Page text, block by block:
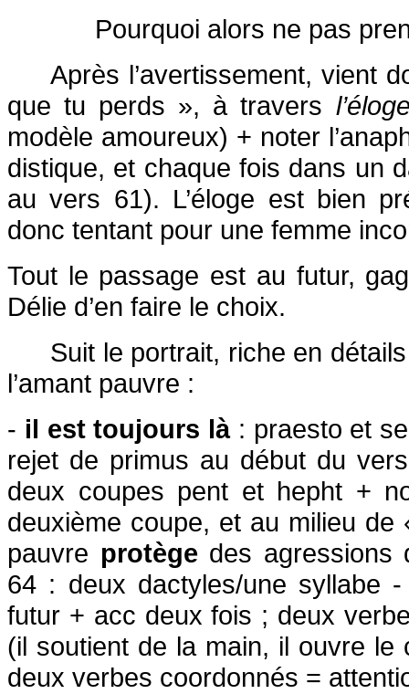
Pourquoi alors ne pas
Après l’avertissement, vient
que tu perds », à travers
modèle amoureux) + noter
distique, et chaque fois dans un
au vers 61). L’éloge est bien
donc tentant pour une femme
Tout le passage est au futur,
Délie d’en faire le choix.
Suit le portrait, riche en
l’amant pauvre :
- il est toujours là: praesto et
rejet de primus au début du
deux coupes pent et hepht +
deuxième coupe, et au milieu
pauvre protège des agressions
64 : deux dactyles/une syllabe
futur + acc deux fois ; deux
(il soutient de la main, il ouvre le
deux verbes coordonnés =